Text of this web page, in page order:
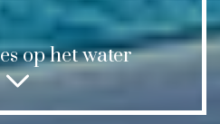
op het water